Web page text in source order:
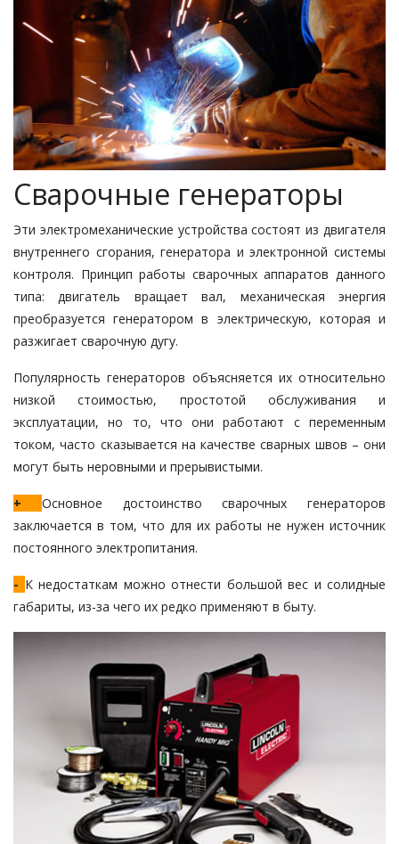
Сварочные генераторы
Эти электромеханические устройства состоят из двигателя
внутреннего сгорания, генератора и электронной системы
контроля. Принцип работы сварочных аппаратов данного
типа: двигатель вращает вал, механическая энергия
преобразуется генератором в электрическую, которая и
разжигает сварочную дугу.
Популярность генераторов объясняется их относительно
низкой стоимостью, простотой обслуживания и
эксплуатации, но то, что они работают с переменным
током, часто сказывается на качестве сварных швов – они
могут быть неровными и прерывистыми.
+ Основное достоинство сварочных генераторов
заключается в том, что для их работы не нужен источник
постоянного электропитания.
- К недостаткам можно отнести большой вес и солидные
габариты, из-за чего их редко применяют в быту.